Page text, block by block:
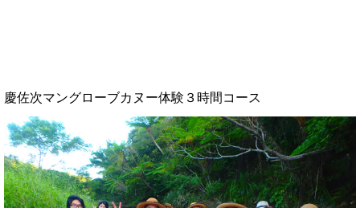
慶佐次マングローブカヌー体験３時間コース